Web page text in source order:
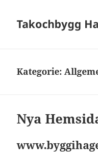
Takochbygg
Kategorie:
Nya